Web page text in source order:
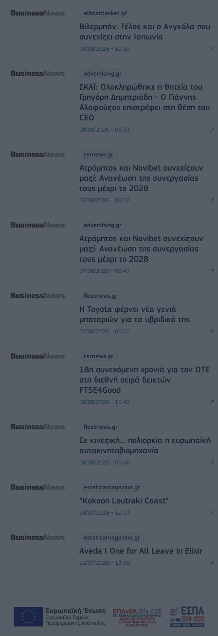
allstarbasket.gr
Βιλερμπάν: Τέλος και ο Ανγκόλα που
συνεχίζει στην Ιαπωνία
09/08/2026 - 10:20
advertising.gr
ΣΚΑΪ: Ολοκληρώθηκε η θητεία του
Γρηγόρη Δημητριάδη - Ο Γιάννης
Αλαφούζος επιστρέφει στη θέση του
CEO
08/08/2026 - 06:51
csrnews.gr
Ατρόμητος και Novibet συνεχίζουν
μαζί: Ανανέωση της συνεργασίας
τους μέχρι το 2028
07/08/2026 - 08:52
advertising.gr
Ατρόμητος και Novibet συνεχίζουν
μαζί: Ανανέωση της συνεργασίας
τους μέχρι το 2028
07/08/2026 - 08:47
fleetnews.gr
Η Toyota φέρνει νέα γενιά
μπαταριών για τα υβριδικά της
07/08/2026 - 05:22
csrnews.gr
18η συνεχόμενη χρονιά για τον ΟΤΕ
στη διεθνή σειρά δεικτών
FTSE4Good
06/08/2026 - 11:42
fleetnews.gr
Σε κινεζική… πολιορκία η ευρωπαϊκή
αυτοκινητοβιομηχανία
06/08/2026 - 05:00
esteticamagazine.gr
“Kokoon Loutraki Coast”
28/07/2026 - 12:07
esteticamagazine.gr
Aveda I One for All Leave in Elixir
22/07/2026 - 13:20